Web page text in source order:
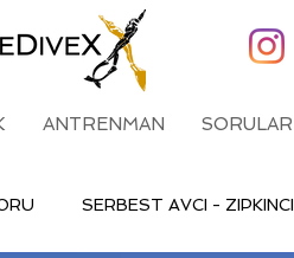
ANTRENMAN SORULAR
SERBEST AVCI - ZIPKINCI